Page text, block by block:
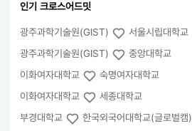
인기 크로스어드밋
광주과학기술원(GIST)
서울시립대학교
광주과학기술원(GIST)
중앙대학교
이화여자대학교
숙명여자대학교
이화여자대학교
세종대학교
부경대학교
한국외국어대학교(글로벌캠)